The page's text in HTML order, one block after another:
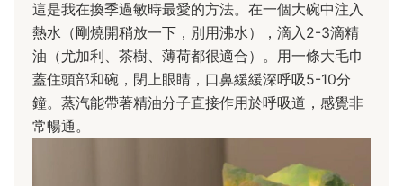
這是我在換季過敏時最愛的方法。在一個大碗中注入
熱水（剛燒開稍放一下，別用沸水），滴入2-3滴精
油（尤加利、茶樹、薄荷都很適合）。用一條大毛巾
蓋住頭部和碗，閉上眼睛，口鼻緩緩深呼吸5-10分
鐘。蒸汽能帶著精油分子直接作用於呼吸道，感覺非
常暢通。